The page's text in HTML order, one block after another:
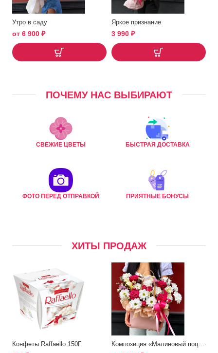
Утро в саду
от 6 900 ₽
Яркое признание
3 990 ₽
ПОЧЕМУ НАС ВЫБИРАЮТ
СВЕЖИЕ ЦВЕТЫ БЫСТРАЯ ДОСТАВКА
ФОТО ПЕРЕД ОТПРАВКОЙ ПРИЯТНЫЕ БОНУСЫ
ХИТЫ ПРОДАЖ
Конфеты Raffaello 150Г